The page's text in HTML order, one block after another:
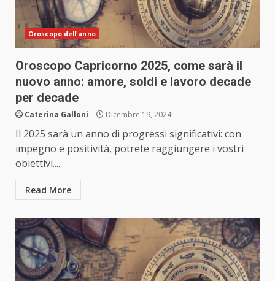
Oroscopo dell'anno
Oroscopo Capricorno 2025, come sarà il
nuovo anno: amore, soldi e lavoro decade
per decade
Caterina Galloni Dicembre 19, 2024
Il 2025 sarà un anno di progressi significativi: con
impegno e positività, potrete raggiungere i vostri
obiettivi....
Read More